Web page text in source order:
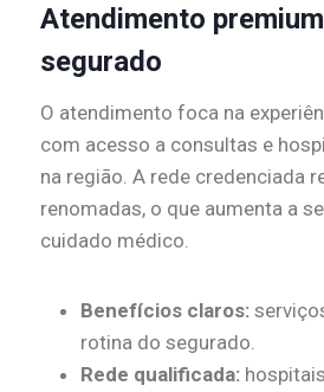
Atendimento
segurado
O atendimento foca na
com acesso a consultas e
na região. A rede credenciada
renomadas, o que aumenta a
cuidado médico.
Benefícios claros:
rotina do segurado.
Rede qualificada: